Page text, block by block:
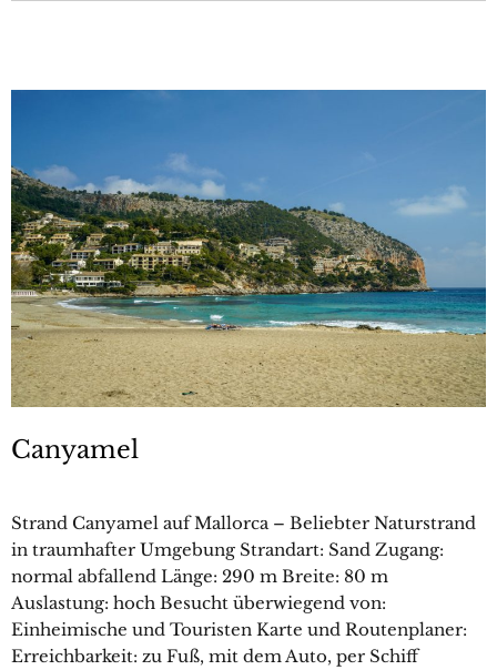
Canyamel
Strand Canyamel auf Mallorca – Beliebter Naturstrand
in traumhafter Umgebung Strandart: Sand Zugang:
normal abfallend Länge: 290 m Breite: 80 m
Auslastung: hoch Besucht überwiegend von:
Einheimische und Touristen Karte und Routenplaner:
Erreichbarkeit: zu Fuß, mit dem Auto, per Schiff